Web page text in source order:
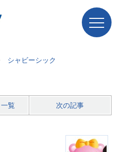
シャビーシック
一覧 次の記事